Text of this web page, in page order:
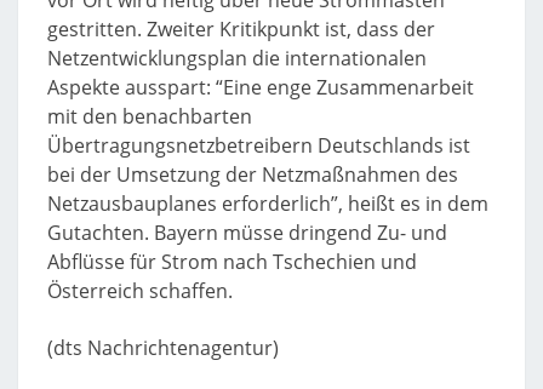
gestritten. Zweiter Kritikpunkt ist, dass der
Netzentwicklungsplan die internationalen
Aspekte ausspart: “Eine enge Zusammenarbeit
mit den benachbarten
Übertragungsnetzbetreibern Deutschlands ist
bei der Umsetzung der Netzmaßnahmen des
Netzausbauplanes erforderlich”, heißt es in dem
Gutachten. Bayern müsse dringend Zu- und
Abflüsse für Strom nach Tschechien und
Österreich schaffen.
(dts Nachrichtenagentur)